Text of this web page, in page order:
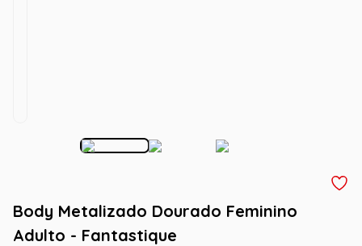
Body Metalizado Dourado Feminino
Adulto - Fantastique